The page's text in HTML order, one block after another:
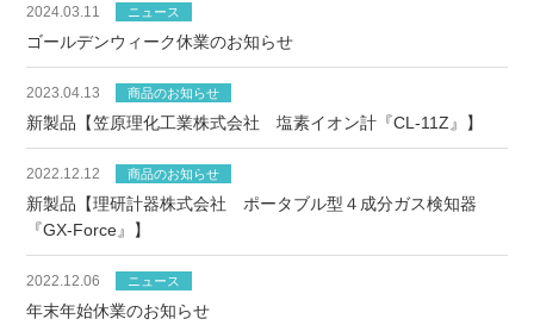
2024.03.11 ニュース
ゴールデンウィーク休業のお知らせ
2023.04.13 商品のお知らせ
新製品【笠原理化工業株式会社 塩素イオン計『CL-11Z』】
2022.12.12 商品のお知らせ
新製品【理研計器株式会社 ポータブル型４成分ガス検知器
『GX-Force』】
2022.12.06 ニュース
年末年始休業のお知らせ